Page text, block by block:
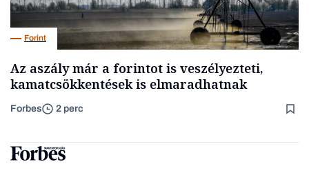
Forint
Az aszály már a forintot is veszélyezteti,
kamatcsökkentések is elmaradhatnak
Forbes 2 perc